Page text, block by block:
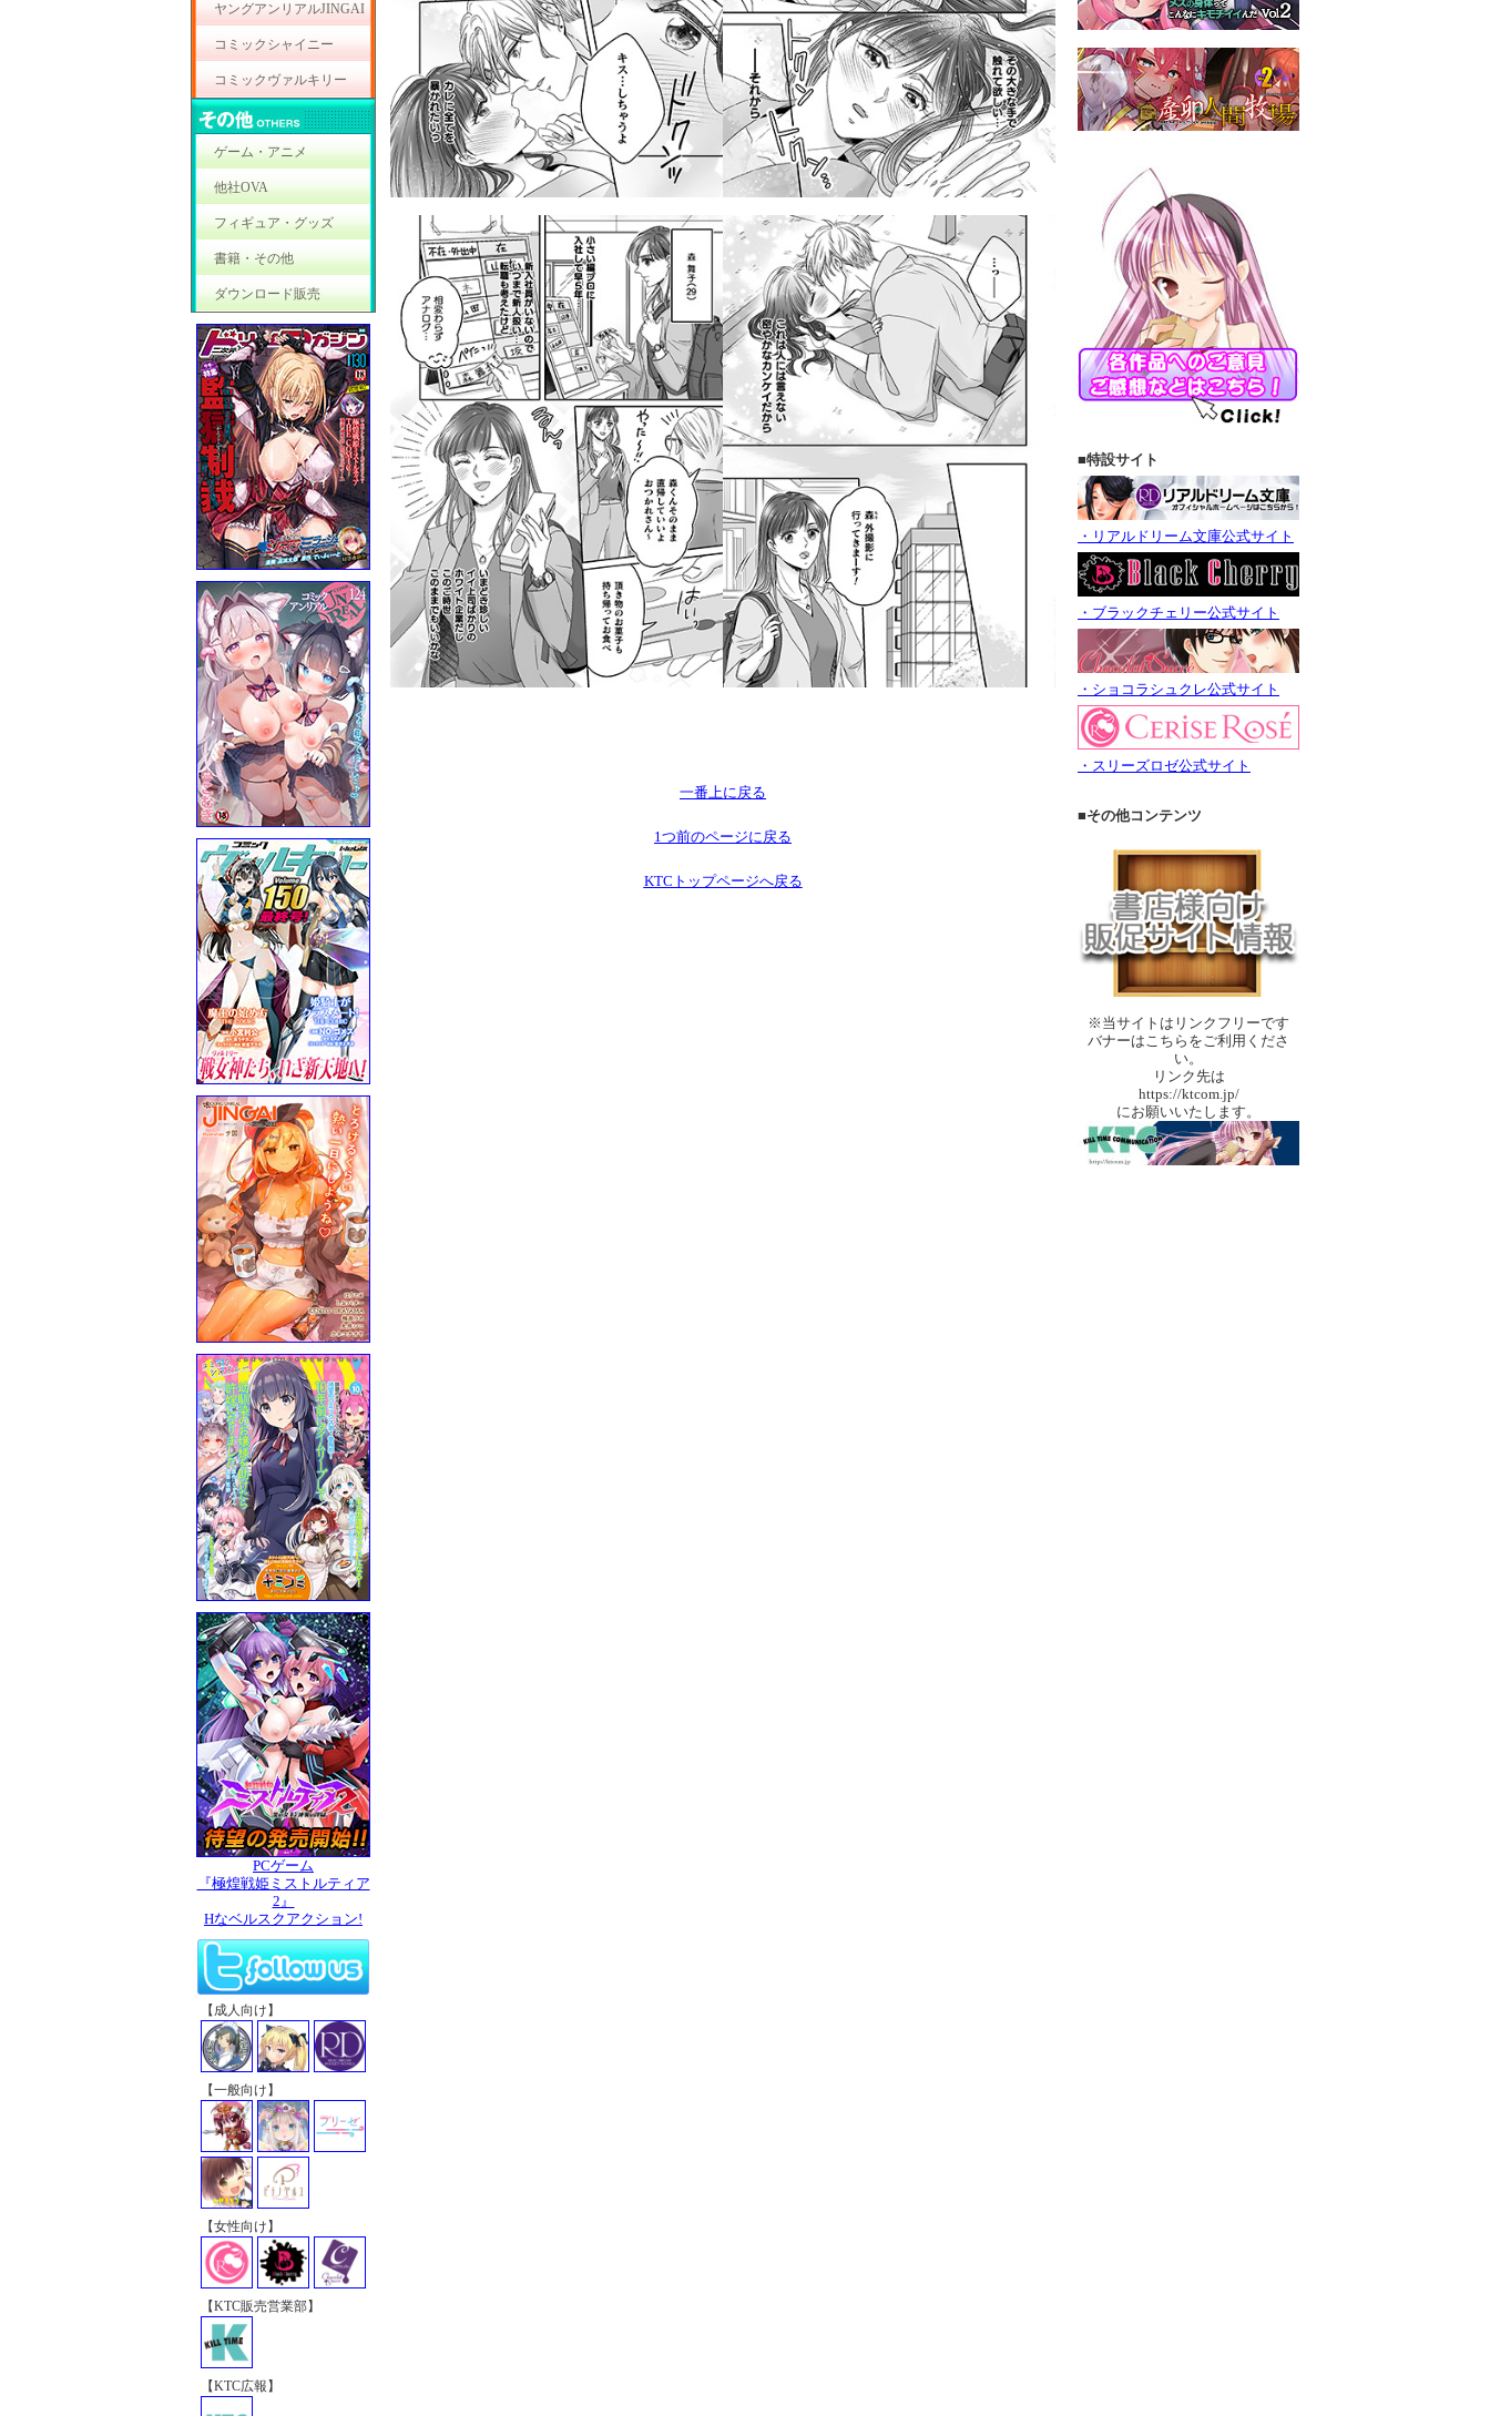
ヤングアンリアルJINGAI
コミックシャイニー
コミックヴァルキリー
ゲーム・アニメ
他社OVA
フィギュア・グッズ
書籍・その他
ダウンロード販売
PCゲーム
『極煌戦姫ミストルティア
2』
Hなベルスクアクション!
【成人向け】
【一般向け】
【女性向け】
【KTC販売営業部】
【KTC広報】
一番上に戻る
1つ前のページに戻る
KTCトップページへ戻る
■特設サイト
・リアルドリーム文庫公式サイト
・ブラックチェリー公式サイト
・ショコラシュクレ公式サイト
・スリーズロゼ公式サイト
■その他コンテンツ
※当サイトはリンクフリーです
バナーはこちらをご利用くださ
い。
リンク先は
https://ktcom.jp/
にお願いいたします。